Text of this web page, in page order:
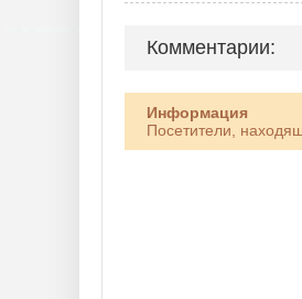
Комментарии:
Информация
Посетители,